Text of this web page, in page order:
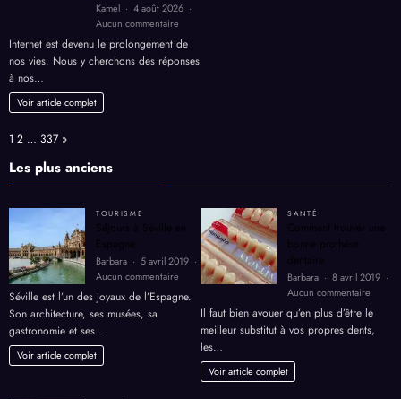
Kamel
4 août 2026
Aucun commentaire
Navigation
et
secret
Internet est devenu le prolongement de
nos vies. Nous y cherchons des réponses
à nos…
Voir article complet
Page:
1 2 … 337 Next
»
Les plus anciens
TOURISME
Séjours à Séville en
Espagne.
Barbara
5 avril 2019
Aucun commentaire
Séville
Espagne.
Séville est l’un des joyaux de l’Espagne.
Son architecture, ses musées, sa
gastronomie et ses…
Voir article complet
SANTÉ
Comment trouver une
bonne prothèse
dentaire.
Barbara
8 avril 2019
Aucun commentaire
une
Il faut bien avouer qu’en plus d’être le
meilleur substitut à vos propres dents,
les…
Voir article complet